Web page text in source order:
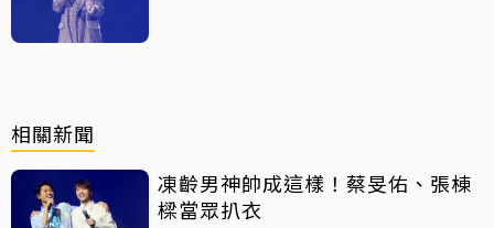
相關新聞
凍齡男神帥成這樣！蔡旻佑、張棟
樑當眾扒衣